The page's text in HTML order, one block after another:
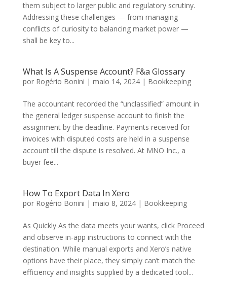
them subject to larger public and regulatory scrutiny.
Addressing these challenges — from managing
conflicts of curiosity to balancing market power —
shall be key to...
What Is A Suspense Account? F&a Glossary
por Rogério Bonini | maio 14, 2024| Bookkeeping
The accountant recorded the “unclassified” amount in
the general ledger suspense account to finish the
assignment by the deadline. Payments received for
invoices with disputed costs are held in a suspense
account till the dispute is resolved. At MNO Inc., a
buyer fee...
How To Export Data In Xero
por Rogério Bonini | maio 8, 2024| Bookkeeping
As Quickly As the data meets your wants, click Proceed
and observe in-app instructions to connect with the
destination. While manual exports and Xero’s native
options have their place, they simply can’t match the
efficiency and insights supplied by a dedicated tool...